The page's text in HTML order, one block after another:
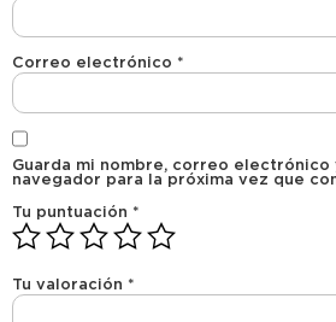
Correo electrónico *
Guarda mi nombre, correo electrónico
navegador para la próxima vez que
Tu puntuación *
Tu valoración *